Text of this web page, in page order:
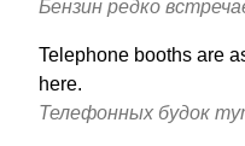
Бензин редко
Telephone booths are
here.
Телефонных будок